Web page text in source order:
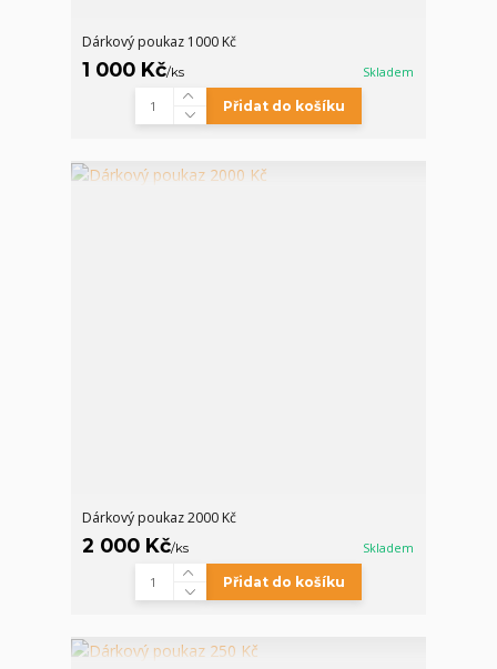
Dárkový poukaz 1000 Kč
1 000 Kč/ks Skladem
Přidat do košíku
Dárkový poukaz 2000 Kč
2 000 Kč/ks Skladem
Přidat do košíku